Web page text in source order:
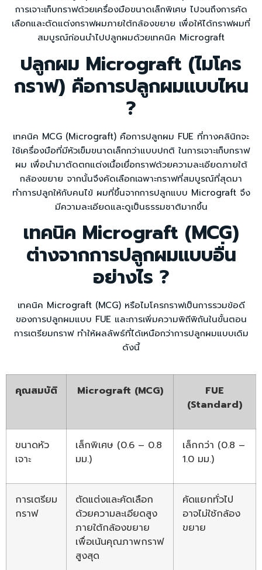
การเจาะเก็บกราฟด้วยเครื่องมือขนาดเล็กพิเศษ ไปจนถึงการคัด
เลือกและตัดแต่งกราฟผมภายใต้กล้องขยาย เพื่อให้ได้กราฟผมที่
สมบูรณ์ก่อนนำไปปลูกผมด้วยเทคนิค Micrograft
ปลูกผม Micrograft (ไมโคร
กราฟ) คือการปลูกผมแบบไหน
?
เทคนิค MCG (Micrograft) คือการปลูกผม FUE ที่ทางคลินิกจะ
ใช้เครื่องมือที่มีหัวเข็มขนาดเล็กกว่าแบบปกติ ในการเจาะเก็บกราฟ
ผม เพื่อนำมาตัดตกแต่งเนื้อเยื่อกราฟด้วยความละเอียดภายใต้
กล้องขยาย จากนั้นจึงคัดเลือกเฉพาะกราฟที่สมบูรณ์ที่สุดมา
ทำการปลูกให้กับคนไข้ ผมที่ขึ้นจากการปลูกแบบ Micrograft จึง
มีความละเอียดและดูเป็นธรรมชาติมากขึ้น
เทคนิค Micrograft (MCG)
ต่างจากการปลูกผมแบบอื่น
อย่างไร ?
เทคนิค Micrograft (MCG) หรือไมโครกราฟเป็นการรวมข้อดี
ของการปลูกผมแบบ FUE และการเพิ่มความพิถีพิถันในขั้นตอน
การเตรียมกราฟ ทำให้ผลลัพธ์ที่ได้เหนือกว่าการปลูกผมแบบเดิม
ดังนี้
คุณสมบัติ Micrograft (MCG)
FUE
(Standard)
ขนาดหัว
เจาะ
เล็กพิเศษ (0.6 – 0.8
มม.)
เล็กกว่า (0.8 –
1.0 มม.)
การเตรียม
กราฟ
ตัดแต่งและคัดเลือก
ด้วยความละเอียดสูง
ภายใต้กล้องขยาย
เพื่อเน้นคุณภาพกราฟ
สูงสุด
คัดแยกทั่วไป
อาจไม่ใช้กล้อง
ขยาย